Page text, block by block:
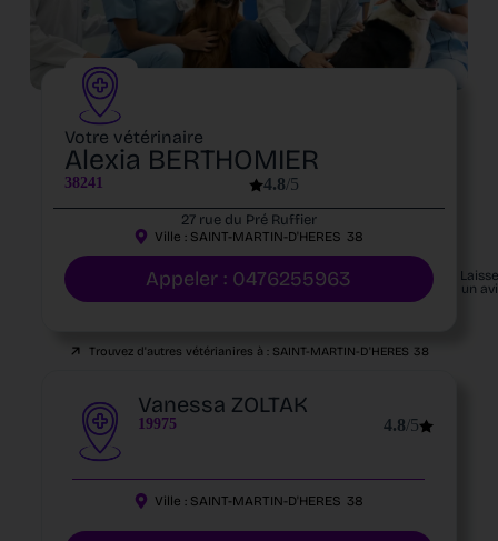
Votre vétérinaire
Alexia BERTHOMIER
38241 4.8/5
27 rue du Pré Ruffier
Ville : SAINT-MARTIN-D'HERES 38
Appeler : 0476255963
un
Trouvez d'autres vétérianires à : SAINT-MARTIN-D'HERES 38
Vanessa ZOLTAK
19975 4.8/5
Ville : SAINT-MARTIN-D'HERES 38